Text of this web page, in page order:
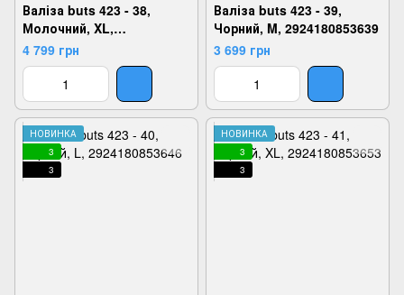
Валіза buts 423 - 38,
Молочний, XL,
2924180853622
4 799 грн
Валіза buts 423 - 39,
Чорний, M, 2924180853639
3 699 грн
НОВИНКА
3
3
НОВИНКА
3
3